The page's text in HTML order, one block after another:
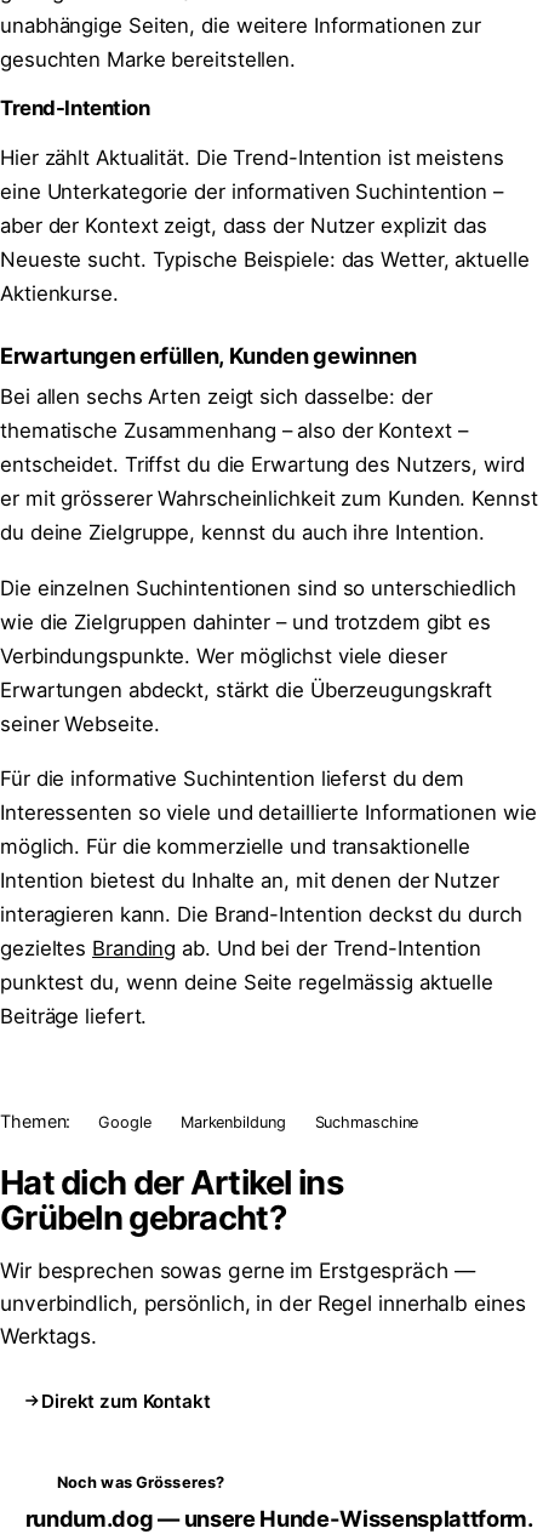
unabhängige Seiten, die weitere Informationen zur
gesuchten Marke bereitstellen.
Trend-Intention
Hier zählt Aktualität. Die Trend-Intention ist meistens
eine Unterkategorie der informativen Suchintention –
aber der Kontext zeigt, dass der Nutzer explizit das
Neueste sucht. Typische Beispiele: das Wetter, aktuelle
Aktienkurse.
Erwartungen erfüllen, Kunden gewinnen
Bei allen sechs Arten zeigt sich dasselbe: der
thematische Zusammenhang – also der Kontext –
entscheidet. Triffst du die Erwartung des Nutzers, wird
er mit grösserer Wahrscheinlichkeit zum Kunden. Kennst
du deine Zielgruppe, kennst du auch ihre Intention.
Die einzelnen Suchintentionen sind so unterschiedlich
wie die Zielgruppen dahinter – und trotzdem gibt es
Verbindungspunkte. Wer möglichst viele dieser
Erwartungen abdeckt, stärkt die Überzeugungskraft
seiner Webseite.
Für die informative Suchintention lieferst du dem
Interessenten so viele und detaillierte Informationen wie
möglich. Für die kommerzielle und transaktionelle
Intention bietest du Inhalte an, mit denen der Nutzer
interagieren kann. Die Brand-Intention deckst du durch
gezieltes Branding ab. Und bei der Trend-Intention
punktest du, wenn deine Seite regelmässig aktuelle
Beiträge liefert.
Themen: Google Markenbildung Suchmaschine
Hat dich der Artikel ins
Grübelngebracht?
Wir besprechen sowas gerne im Erstgespräch —
unverbindlich, persönlich, in der Regel innerhalb eines
Werktags.
Direkt zum Kontakt
Noch was Grösseres?
rundum.dog — unsere Hunde-Wissensplattform.